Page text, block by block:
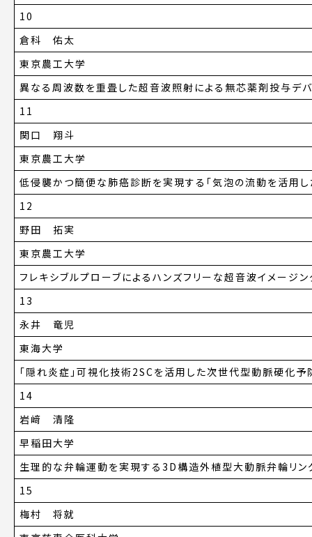
10
倉科 佑太
東京農工大学
異なる周波数を重畳した超音波照射による無芯薬剤投与デ
11
関口 翔斗
東京農工大学
低侵襲かつ簡便な肺癌診断を実現する「気泡の流動を活用
12
野田 拓実
東京農工大学
フレキシブルプローブによるハンズフリーな超音波イメージ
13
永井 竜児
東海大学
「隠れ炎症」可視化技術2SCを活用した次世代型動脈硬化
14
岩﨑 清隆
早稲田大学
生理的な弁輪運動を実現する3D構造外植型大動脈弁輪リン
15
梅村 将就